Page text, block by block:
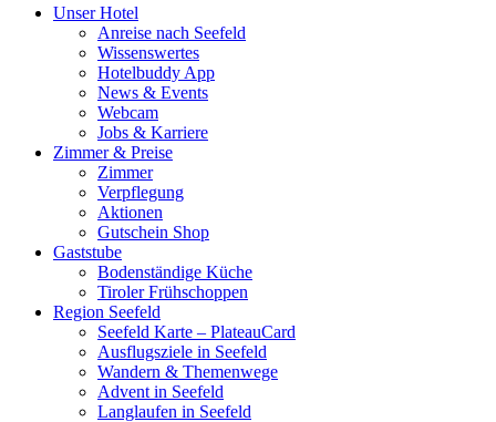
Unser Hotel
Anreise nach Seefeld
Wissenswertes
Hotelbuddy App
News & Events
Webcam
Jobs & Karriere
Zimmer & Preise
Zimmer
Verpflegung
Aktionen
Gutschein Shop
Gaststube
Bodenständige Küche
Tiroler Frühschoppen
Region Seefeld
Seefeld Karte – PlateauCard
Ausflugsziele in Seefeld
Wandern & Themenwege
Advent in Seefeld
Langlaufen in Seefeld